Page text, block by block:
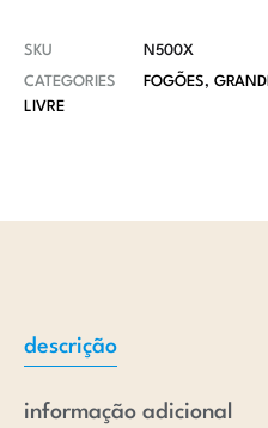
SKU
N500X
CATEGORIES
FOGÕES,
LIVRE
descrição
informação adicional